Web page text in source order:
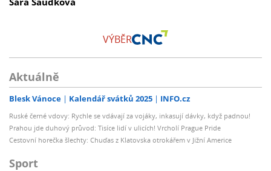
VÝBĚR
Aktuálně
Blesk Vánoce Kalendář svátků 2025 INFO.cz
Ruské černé vdovy: Rychle se vdávají za vojáky, inkasují dávky, když padnou!
Prahou jde duhový průvod: Tisíce lidí v ulicích! Vrcholí Prague Pride
Cestovní horečka šlechty: Chuďas z Klatovska otrokářem v Jižní Americe
Sport